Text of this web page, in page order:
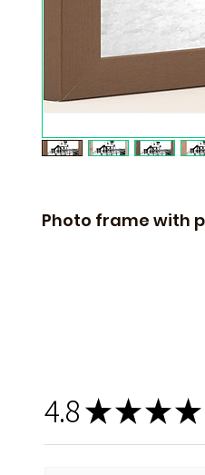
Photo frame with
4.8★★★★